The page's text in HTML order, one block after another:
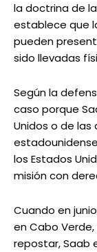
la doctrina de
establece que
pueden
sido llevadas
Según la
caso porque
Unidos o de
los Estados
misión con
Cuando en
en Cabo
repostar, Saab